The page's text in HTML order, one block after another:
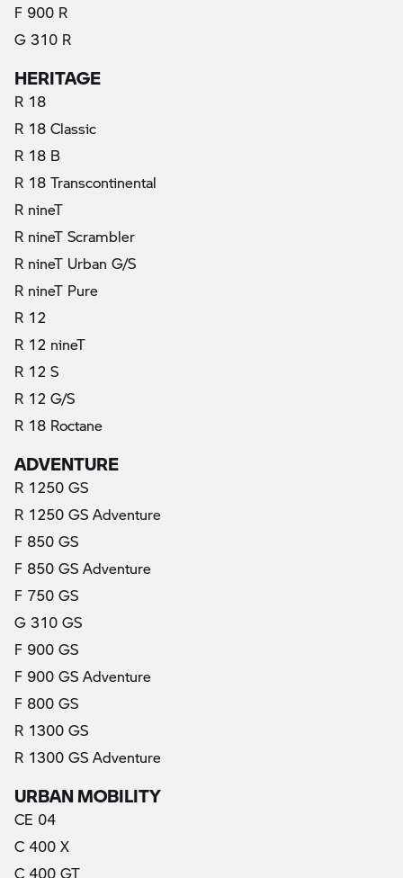
F 900 R
G 310 R
HERITAGE
R 18
R 18 Classic
R 18 B
R 18 Transcontinental
R nineT
R nineT Scrambler
R nineT Urban G/S
R nineT Pure
R 12
R 12 nineT
R 12 S
R 12 G/S
R 18 Roctane
ADVENTURE
R 1250 GS
R 1250 GS Adventure
F 850 GS
F 850 GS Adventure
F 750 GS
G 310 GS
F 900 GS
F 900 GS Adventure
F 800 GS
R 1300 GS
R 1300 GS Adventure
URBAN MOBILITY
CE 04
C 400 X
C 400 GT